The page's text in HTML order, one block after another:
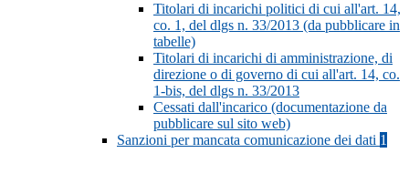
Titolari di incarichi politici di cui all'art. 14,
co. 1, del dlgs n. 33/2013 (da pubblicare in
tabelle)
Titolari di incarichi di amministrazione, di
direzione o di governo di cui all'art. 14, co.
1-bis, del dlgs n. 33/2013
Cessati dall'incarico (documentazione da
pubblicare sul sito web)
Sanzioni per mancata comunicazione dei dati 1